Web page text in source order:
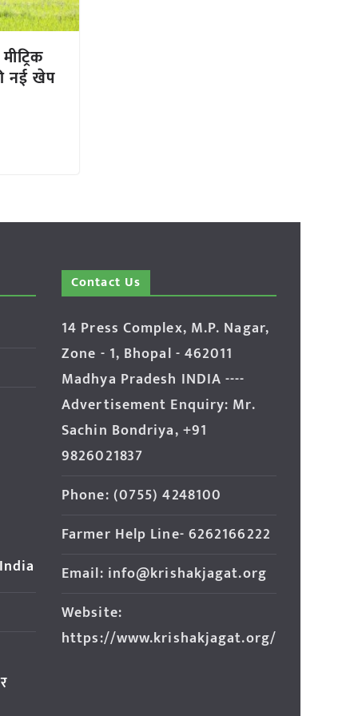
नई खेप
Contact Us
14 Press Complex, M.P. Nagar,
Zone - 1, Bhopal - 462011
Madhya Pradesh INDIA ----
Advertisement Enquiry: Mr.
Sachin Bondriya, +91
9826021837
Phone: (0755) 4248100
Farmer Help Line- 6262166222
Email: info@krishakjagat.org
Website:
https://www.krishakjagat.org/